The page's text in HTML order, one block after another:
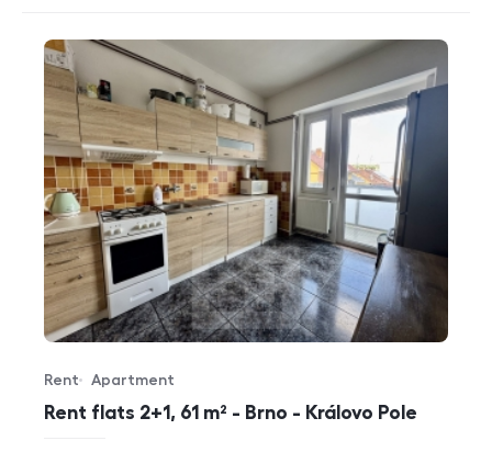
Rent flats 2+1, 61 m² - Brno - Královo Pole
Offer type
Rent
Property type
Apartment